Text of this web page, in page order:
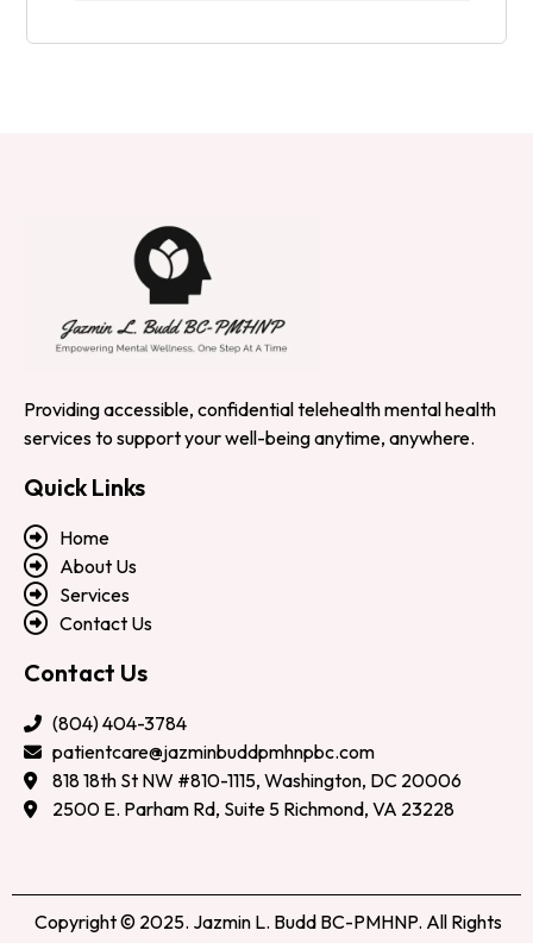
Providing accessible, confidential telehealth mental health
services to support your well-being anytime, anywhere.
Quick Links
Home
About Us
Services
Contact Us
Contact Us
(804) 404-3784
patientcare@jazminbuddpmhnpbc.com
818 18th St NW #810-1115, Washington, DC 20006
2500 E. Parham Rd, Suite 5 Richmond, VA 23228
Copyright © 2025. Jazmin L. Budd BC-PMHNP. All Rights